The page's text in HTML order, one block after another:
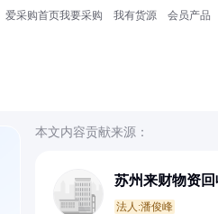
爱采购首页我要采购 我有货源 会员产品
本文内容贡献来源：
苏州来财物资回
法人:潘俊峰